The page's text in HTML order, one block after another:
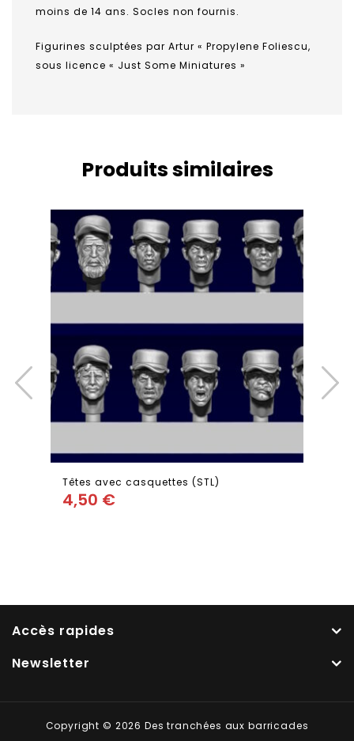
moins de 14 ans. Socles non fournis.
Figurines sculptées par Artur « Propylene Foliescu,
sous licence « Just Some Miniatures »
Produits similaires
Têtes avec casquettes (STL)
4,50 €
Accès rapides
Newsletter
Copyright © 2026 Des tranchées aux barricades